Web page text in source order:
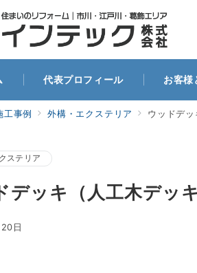
代表プロフィール お客様
工事例 外構・エクステリア ウッドデ
ステリア
デッキ（人工木デッ
日